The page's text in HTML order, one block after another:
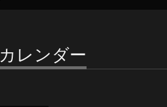
カレンダー